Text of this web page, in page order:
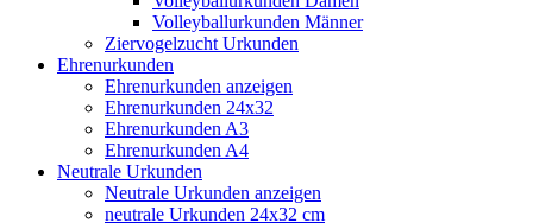
Volleyballurkunden Männer
Ziervogelzucht Urkunden
Ehrenurkunden
Ehrenurkunden anzeigen
Ehrenurkunden 24x32
Ehrenurkunden A3
Ehrenurkunden A4
Neutrale Urkunden
Neutrale Urkunden anzeigen
neutrale Urkunden 24x32 cm